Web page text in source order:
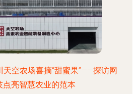
天空农场喜摘“甜蜜果”——探访网
点亮智慧农业的范本